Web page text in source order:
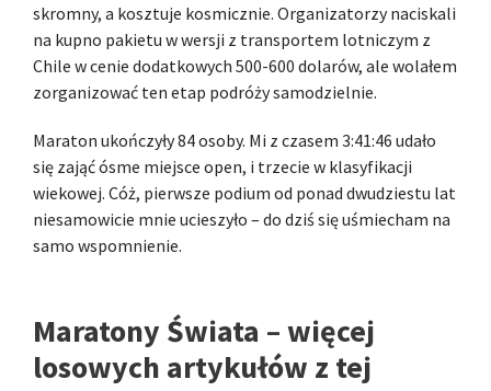
skromny, a kosztuje kosmicznie. Organizatorzy naciskali
na kupno pakietu w wersji z transportem lotniczym z
Chile w cenie dodatkowych 500-600 dolarów, ale wolałem
zorganizować ten etap podróży samodzielnie.
Maraton ukończyły 84 osoby. Mi z czasem 3:41:46 udało
się zająć ósme miejsce open, i trzecie w klasyfikacji
wiekowej. Cóż, pierwsze podium od ponad dwudziestu lat
niesamowicie mnie ucieszyło – do dziś się uśmiecham na
samo wspomnienie.
Maratony Świata – więcej
losowych artykułów z tej